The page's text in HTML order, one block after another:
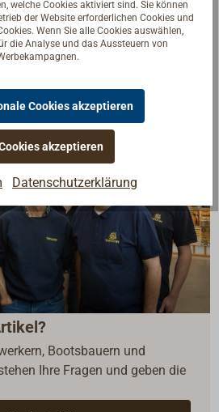
Bootsbauern und
Ihre Fragen und geben die
welche Cookies aktiviert sind. Sie können
der Website erforderlichen Cookies und
Wenn Sie alle Cookies auswählen,
die Analyse und das Aussteuern von
Cookies akzeptieren
akzeptieren
Datenschutzerklärung